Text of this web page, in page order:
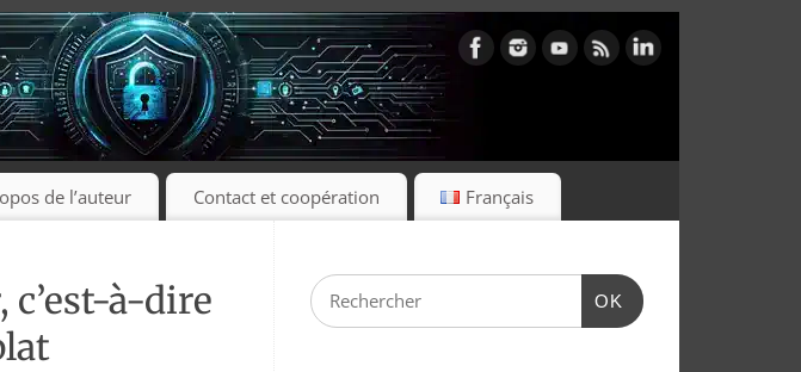
de l’auteur Contact et coopération Français
à-dire
OK